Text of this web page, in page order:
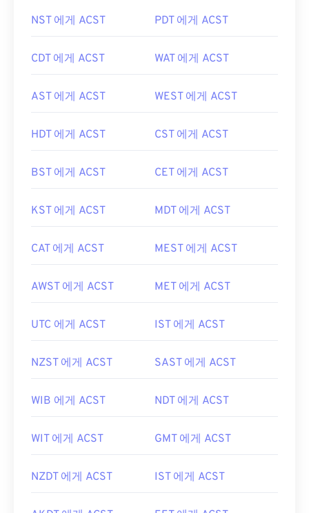
NST 에게 ACST PDT 에게 ACST
CDT 에게 ACST WAT 에게 ACST
AST 에게 ACST WEST 에게 ACST
HDT 에게 ACST CST 에게 ACST
BST 에게 ACST CET 에게 ACST
KST 에게 ACST MDT 에게 ACST
CAT 에게 ACST MEST 에게 ACST
AWST 에게 ACST MET 에게 ACST
UTC 에게 ACST IST 에게 ACST
NZST 에게 ACST SAST 에게 ACST
WIB 에게 ACST NDT 에게 ACST
WIT 에게 ACST GMT 에게 ACST
NZDT 에게 ACST IST 에게 ACST